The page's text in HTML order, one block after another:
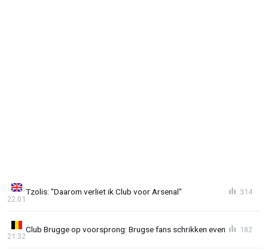
Tzolis: "Daarom verliet ik Club voor Arsenal"
22:01
314
Club Brugge op voorsprong: Brugse fans schrikken even
21:32
182